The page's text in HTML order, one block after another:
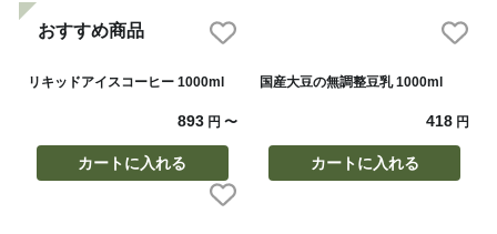
おすすめ商品
リキッドアイスコーヒー 1000ml
893円 〜
カートに入れる
国産大豆の無調整豆乳 1000ml
418 円
カートに入れる